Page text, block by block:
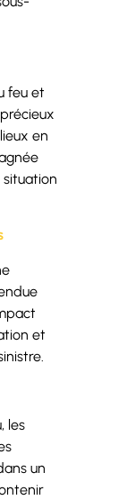
feu et
en
et
les
un